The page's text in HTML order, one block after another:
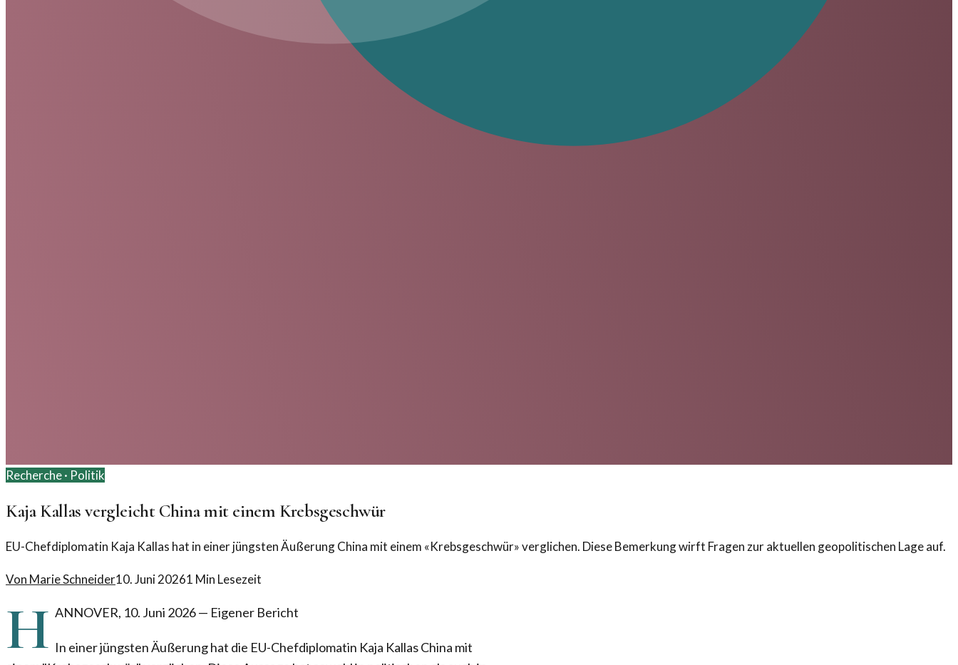
Recherche · Politik
Kaja Kallas vergleicht China mit einem Krebsgeschwür
EU-Chefdiplomatin Kaja Kallas hat in einer jüngsten Äußerung China mit einem «Krebsgeschwür» verglichen. Diese Bemerkung wirft Fragen zur aktuellen geopolitischen Lage auf.
Von Marie Schneider10. Juni 20261 Min Lesezeit
H ANNOVER, 10. Juni 2026— Eigener Bericht
In einer jüngsten Äußerung hat die EU-Chefdiplomatin Kaja Kallas China mit